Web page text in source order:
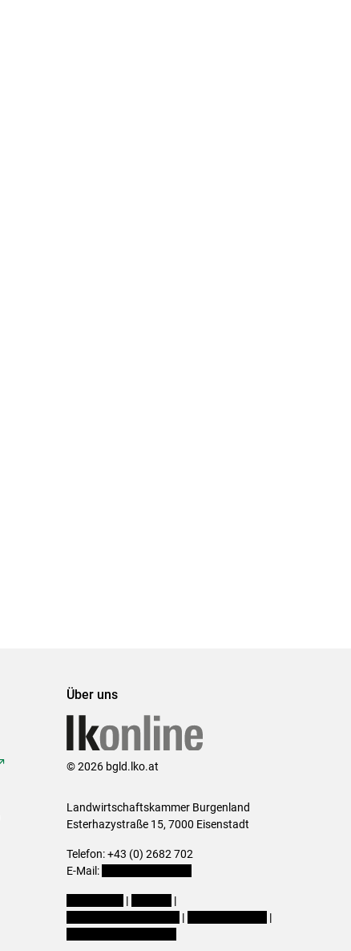
Über uns
© 2026 bgld.lko.at
Landwirtschaftskammer Burgenland
Esterhazystraße 15, 7000 Eisenstadt
Telefon: +43 (0) 2682 702
E-Mail:
|
|
|
|